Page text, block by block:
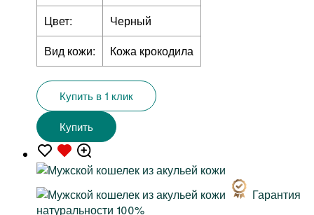
Цвет:
Черный
Вид кожи:
Кожа крокодила
Купить в 1 клик
Купить
Гарантия
натуральности 100%